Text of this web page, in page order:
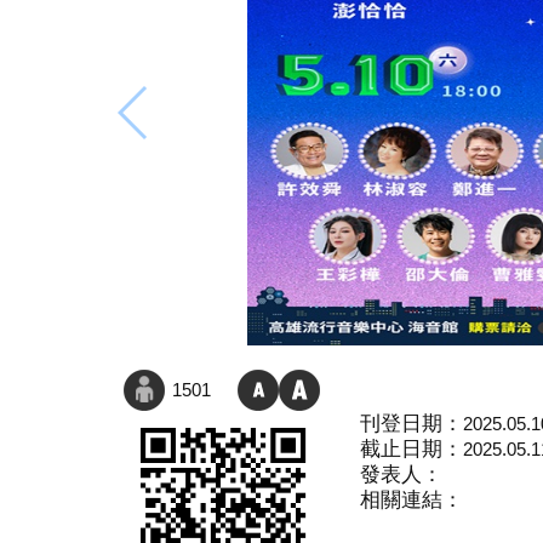
1501
刊登日期：
截止日期：
發表人：
相關連結：